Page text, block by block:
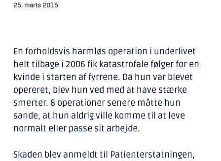
25. marts 2015
En forholdsvis harmløs operation i underlivet
helt tilbage i 2006 fik katastrofale følger for en
kvinde i starten af fyrrene. Da hun var blevet
opereret, blev hun ved med at have stærke
smerter. 8 operationer senere måtte hun
sande, at hun aldrig ville komme til at leve
normalt eller passe sit arbejde.
Skaden blev anmeldt til Patienterstatningen,